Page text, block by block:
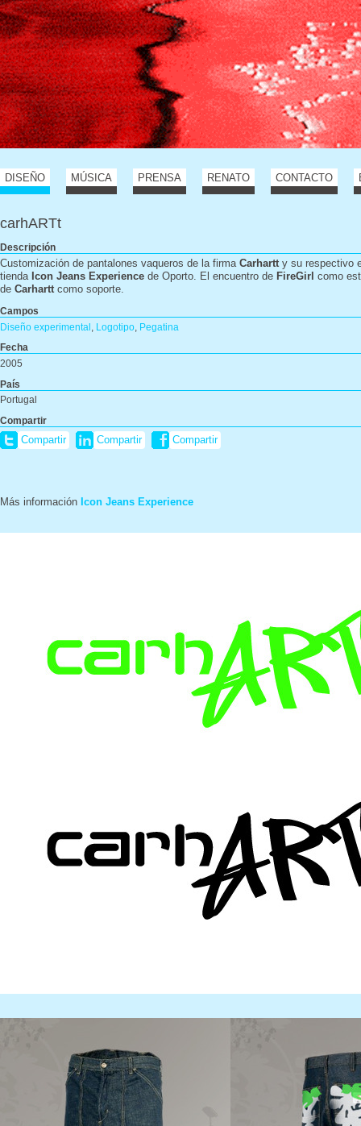
DISEÑO MÚSICA PRENSA RENATO CONTACTO
carhARTt
Descripción
Customización de pantalones vaqueros de la firma Carhartty su respectivo
tienda Icon Jeans Experience de Oporto. El encuentro de FireGirl como
de Carharttcomo soporte.
Campos
Diseño experimental
Logotipo Pegatina
Fecha
2005
País
Portugal
Compartir
Compartir Compartir Compartir
Más información Icon Jeans Experience